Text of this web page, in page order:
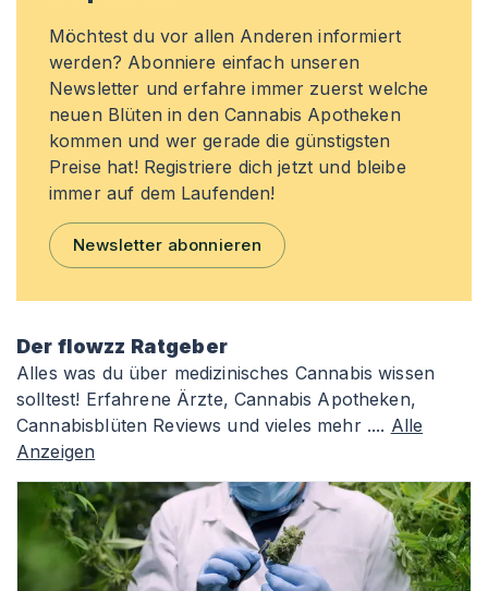
Möchtest du vor allen Anderen informiert
werden? Abonniere einfach unseren
Newsletter und erfahre immer zuerst welche
neuen Blüten in den Cannabis Apotheken
kommen und wer gerade die günstigsten
Preise hat! Registriere dich jetzt und bleibe
immer auf dem Laufenden!
Newsletter abonnieren
Der flowzz Ratgeber
Alles was du über medizinisches Cannabis wissen
solltest! Erfahrene Ärzte, Cannabis Apotheken,
Cannabisblüten Reviews und vieles mehr .... Alle
Anzeigen